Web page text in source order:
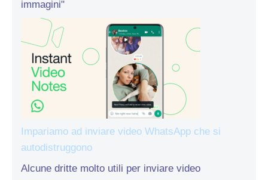
immagini"
Impariamo ad inviare video WhatsApp che si
autodistruggono
Alcune dritte molto utili per inviare video